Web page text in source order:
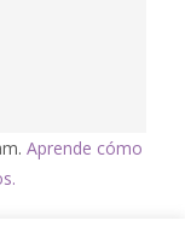
Aprende cómo